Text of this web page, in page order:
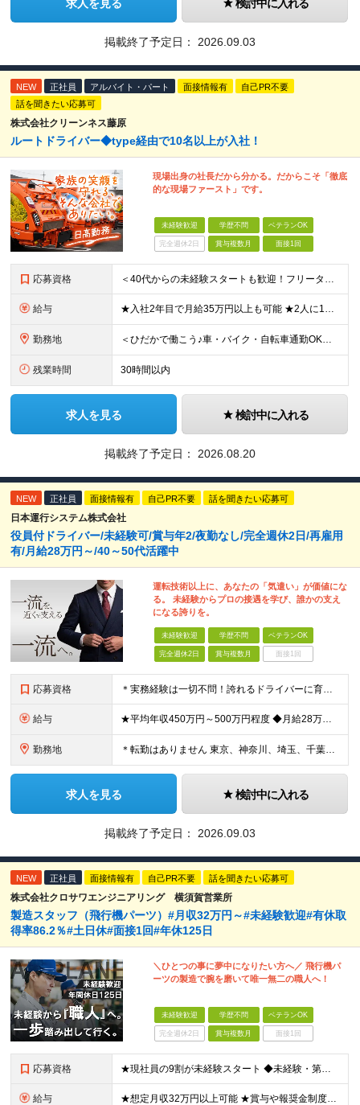
求人を見る 検討中に入れる
掲載終了予定日： 2026.09.03
NEW 正社員 アルバイト・パート 面接情報有
自己PR不要
話を聞きたい応募可
株式会社クリーンネス藤原
ルートドライバー◆type経由で10名以上が入社！
現場出身の社長だから分かる。だからこそ「徹底
的な現場ファースト」です。
未経験歓迎 学歴不問 ベテランOK
完全週休2日 賞与複数月 面接1回
応募資格 ＜40代からの未経験スタートも歓迎！フリーターでもOK＞ type経由での入社者多数！ほぼ全員未経験スタートです◎ ★自己PR＆志望理由必要ナシ ★応募者全員面接 ★未経験OK ★社会人経験初めても
給与 ★入社2年目で月給35万円以上も可能 ★2人に1人以上が年収500万円以上 （今後年収500万円以上の層はさらに増える予定。年収500万円以下は多くが直近入社者） ★免許取得にかかる費用は会社が全額負
勤務地 ＜ひだかで働こう♪車・バイク・自転車通勤OK！埼玉エリア勤務＞ 埼玉県日高市大字田波目581-3（日高市役所の近く） └転勤なし！ └通勤費上限3万円まで支給 └駐車場完備 【社員の方のお住まい先】
残業時間 30時間以内
求人を見る 検討中に入れる
掲載終了予定日： 2026.08.20
NEW 正社員 面接情報有 自己PR不要 話を聞きたい応募可
日本運行システム株式会社
役員付ドライバー/未経験可/賞与年2/夜勤なし/完全週休2日/再雇用
有/月給28万円～/40～50代活躍中
運転技術以上に、あなたの「気遣い」が価値にな
る。 未経験からプロの接遇を学び、誰かの支え
になる誇りを。
未経験歓迎 学歴不問 ベテランOK
完全週休2日 賞与複数月 面接1回
応募資格 ＊実務経験は一切不問！誇れるドライバーに育てます＊ ◆学歴不問 ◆要普通自動車第一種運転免許 ◆守秘義務を守れる方 ※以下の経験が活かせます ・ホスピタリティ・マナーを大事に人と接する仕事の経験
給与 ★平均年収450万円～500万円程度 ◆月給28万円～＋賞与2回＋交通費全額支給＋役職手当 ※試用期間2カ月あり（期間中の雇用形態、待遇に差異はありません） ※月給には月20時間分のみなし残業代3万
勤務地 ＊転勤はありません 東京、神奈川、埼玉、千葉県内での勤務となります ※基本的には直行直帰・配属は通いやすさを考慮します ※U・Iターン歓迎 ※東京勤務メインとなります 【本社】 東京都中央区銀座1
求人を見る 検討中に入れる
掲載終了予定日： 2026.09.03
NEW 正社員 面接情報有 自己PR不要 話を聞きたい応募可
株式会社クロサワエンジニアリング 横須賀営業所
製造スタッフ（飛行機パーツ）#月収32万円～#未経験歓迎#有休取
得率86.2％#土日休#面接1回#年休125日
＼ひとつの事に夢中になりたい方へ／ 飛行機パ
ーツの製造で腕を磨いて唯一無二の職人へ！
未経験歓迎 学歴不問 ベテランOK
完全週休2日 賞与複数月 面接1回
応募資格 ★現社員の9割が未経験スタート ◆未経験・第二新卒歓迎 ◆学歴不問！経験不問！資格不問！ ≪こんな方にピッタリ≫ □ 飛行機が好き、興味がある方 □ マニュアルがある環境でコツコツ作業したい方
給与 ★想定月収32万円以上可能 ★賞与や報奨金制度などモチベーション高く働ける制度がそろっています 月給25万円～+残業代全額支給＋各種手当+賞与年2回 ※試用期間2ヶ月あり（給与・待遇に差異はありませ